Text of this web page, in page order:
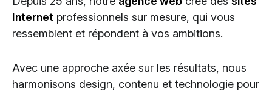
CMS - Systèmes de gestion de contenus
Cloud Services
Internet professionnels sur mesure, qui vous
ressemblent et répondent à vos ambitions.
Avec une approche axée sur les résultats, nous
harmonisons design, contenu et technologie pour